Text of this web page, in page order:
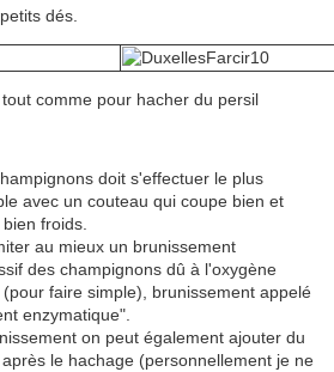
dés.
comme pour hacher du persil
doit s'effectuer le plus
avec un couteau qui coupe bien et
froids.
au mieux un brunissement
des champignons dû à l'oxygène
faire simple), brunissement appelé
enzymatique".
on peut également ajouter du
le hachage (personnellement je ne